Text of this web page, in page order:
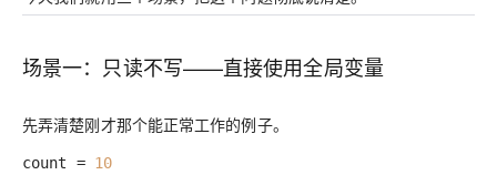
场景一：只读不写——直接使用全局变量
先弄清楚刚才那个能正常工作的例子。
count = 10